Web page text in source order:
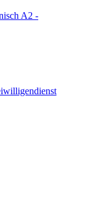
A2 -